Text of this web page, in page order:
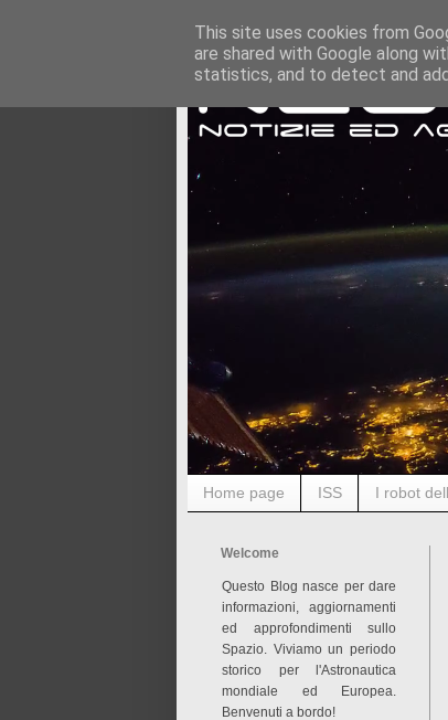
Home page ISS I robot
Welcome
Questo Blog nasce per dare
informazioni, aggiornamenti
ed approfondimenti sullo
Spazio. Viviamo un periodo
storico per l'Astronautica
mondiale ed Europea.
Benvenuti a bordo!
This site uses cookies from
are shared with Google along
statistics, and to detect and